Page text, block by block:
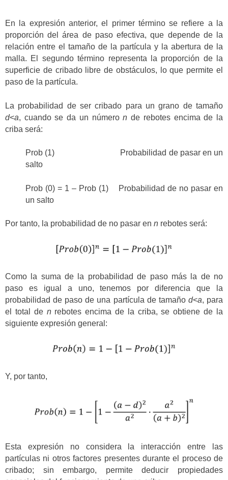
En la expresión anterior, el primer término se refiere a la
proporción del área de paso efectiva, que depende de la
relación entre el tamaño de la partícula y la abertura de la
malla. El segundo término representa la proporción de la
superficie de cribado libre de obstáculos, lo que permite el
paso de la partícula.
La probabilidad de ser cribado para un grano de tamaño
d<a, cuando se da un númeron de rebotes encima de la
criba será:
Prob (1) Probabilidad de pasar en un
salto
Prob (0) = 1 – Prob (1) Probabilidad de no pasar en
un salto
Por tanto, la probabilidad de no pasar en n rebotes será:
Como la suma de la probabilidad de paso más la de no
paso es igual a uno, tenemos por diferencia que la
probabilidad de paso de una partícula de tamaño d<a, para
el total de nrebotes encima de la criba, se obtiene de la
siguiente expresión general:
Y, por tanto,
Esta expresión no considera la interacción entre las
partículas ni otros factores presentes durante el proceso de
cribado; sin embargo, permite deducir propiedades